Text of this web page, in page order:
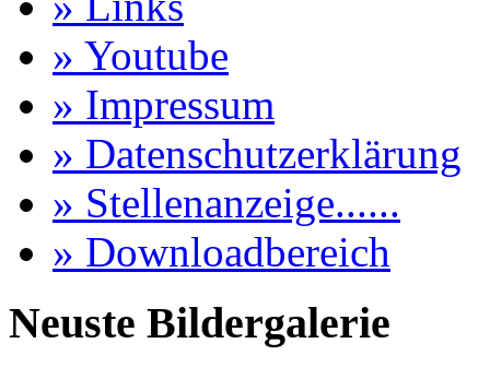
» Youtube
» Impressum
» Datenschutzerklärung
» Stellenanzeige......
» Downloadbereich
Neuste Bildergalerie